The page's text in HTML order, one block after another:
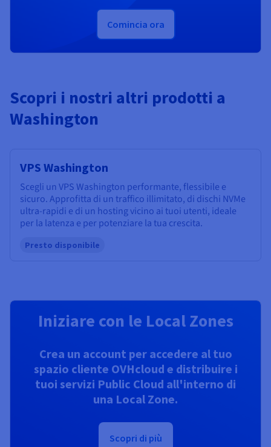
Comincia ora
Scopri i nostri altri prodotti a
Washington
VPS Washington
Scegli un VPS Washington performante, flessibile e
sicuro. Approfitta di un traffico illimitato, di dischi NVMe
ultra-rapidi e di un hosting vicino ai tuoi utenti, ideale
per la latenza e per potenziare la tua crescita.
Presto disponibile
Iniziare con le Local Zones
Crea un account per accedere al tuo
spazio cliente OVHcloud e distribuire i
tuoi servizi Public Cloud all'interno di
una Local Zone.
Scopri di più